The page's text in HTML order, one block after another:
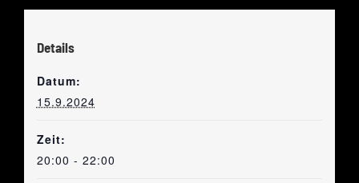
Details
Datum:
15.9.2024
Zeit:
20:00 - 22:00